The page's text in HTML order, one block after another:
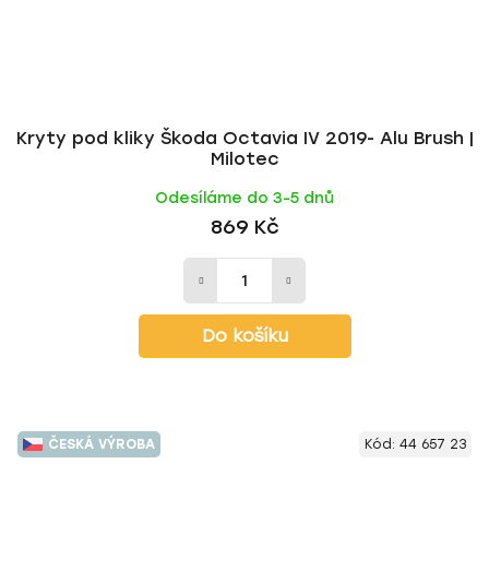
Kryty pod kliky Škoda Octavia IV 2019- Alu Brush |
Milotec
Odesíláme do 3-5 dnů
869 Kč
Do košíku
ČESKÁ VÝROBA Kód: 44 657 23